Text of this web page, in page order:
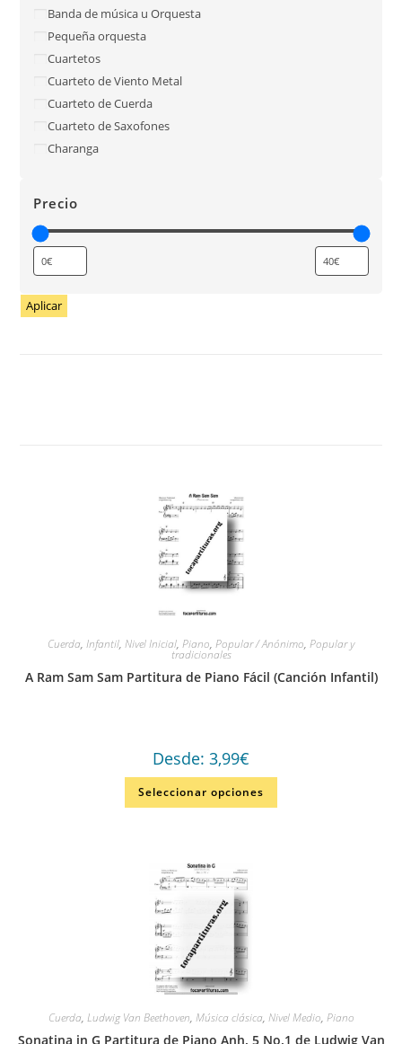
Banda de música u Orquesta
Pequeña orquesta
Cuartetos
Cuarteto de Viento Metal
Cuarteto de Cuerda
Cuarteto de Saxofones
Charanga
Precio
Aplicar
Cuerda, Infantil, Nivel Inicial, Piano, Popular / Anónimo, Popular y
tradicionales
A Ram Sam Sam Partitura de Piano Fácil (Canción Infantil)
Desde: 3,99€
Seleccionar opciones
Cuerda, Ludwig Van Beethoven, Música clásica, Nivel Medio, Piano
Sonatina in G Partitura de Piano Anh. 5 No.1 de Ludwig Van